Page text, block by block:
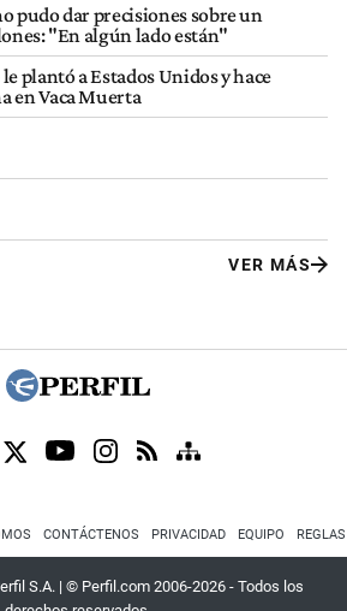
pudo dar precisiones sobre un
"En algún lado están"
plantó a Estados Unidos y hace
en Vaca Muerta
VER MÁS
CONTÁCTENOS PRIVACIDAD EQUIPO
S.A. | © Perfil.com 2006-2026 - Todos los